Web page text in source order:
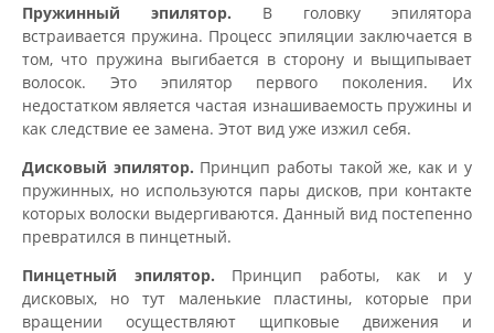
Пружинный эпилятор. В головку эпилятора
встраивается пружина. Процесс эпиляции заключается в
том, что пружина выгибается в сторону и выщипывает
волосок. Это эпилятор первого поколения. Их
недостатком является частая изнашиваемость пружины и
как следствие ее замена. Этот вид уже изжил себя.
Дисковый эпилятор. Принцип работы такой же, как и у
пружинных, но используются пары дисков, при контакте
которых волоски выдергиваются. Данный вид постепенно
превратился в пинцетный.
Пинцетный эпилятор. Принцип работы, как и у
дисковых, но тут маленькие пластины, которые при
вращении осуществляют щипковые движения и